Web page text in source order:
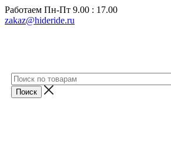
Работаем Пн-Пт 9.00 : 17.00
zakaz@hideride.ru